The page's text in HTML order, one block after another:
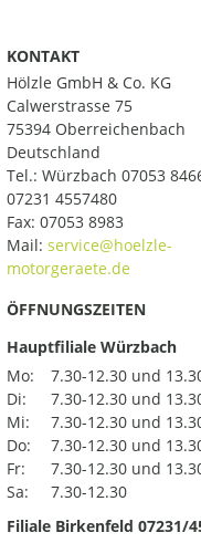
KONTAKT
Hölzle GmbH & Co. KG
Calwerstrasse 75
75394 Oberreichenbach
Deutschland
Tel.: Würzbach 07053
07231 4557480
Fax: 07053 8983
Mail:
ÖFFNUNGSZEITEN
Hauptfiliale Würzbach
Mo:
7.30-12.30 und
Di:
7.30-12.30 und
Mi:
7.30-12.30 und
Do:
7.30-12.30 und
Fr:
7.30-12.30 und
Sa:
7.30-12.30
Filiale Birkenfeld 07231/